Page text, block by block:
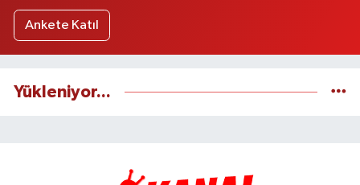
Ankete Katıl
Yükleniyor...